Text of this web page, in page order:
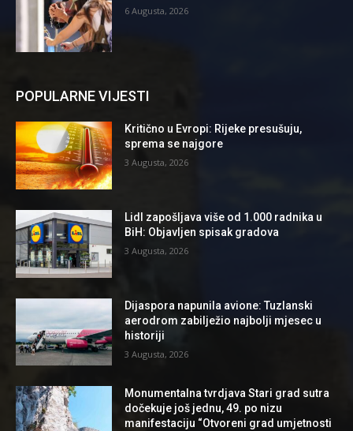
6 Augusta, 2026
POPULARNE VIJESTI
Kritično u Evropi: Rijeke presušuju,
sprema se najgore
3 Augusta, 2026
Lidl zapošljava više od 1.000 radnika u
BiH: Objavljen spisak gradova
3 Augusta, 2026
Dijaspora napunila avione: Tuzlanski
aerodrom zabilježio najbolji mjesec u
historiji
3 Augusta, 2026
Monumentalna tvrdjava Stari grad sutra
dočekuje još jednu, 49. po nizu
manifestaciju “Otvoreni grad umjetnosti